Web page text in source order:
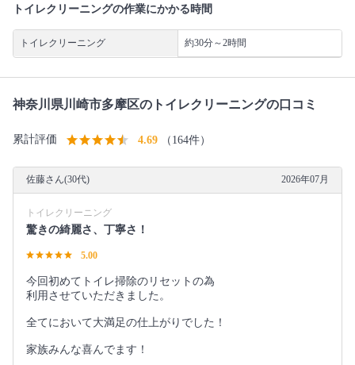
トイレクリーニングの作業にかかる時間
トイレクリーニング 約30分～2時間
神奈川県川崎市多摩区のトイレクリーニングの口コミ
累計評価 4.69 （164件）
佐藤さん(30代) 2026年07月
トイレクリーニング
驚きの綺麗さ、丁寧さ！
5.00
今回初めてトイレ掃除のリセットの為
利用させていただきました。
全てにおいて大満足の仕上がりでした！
家族みんな喜んでます！